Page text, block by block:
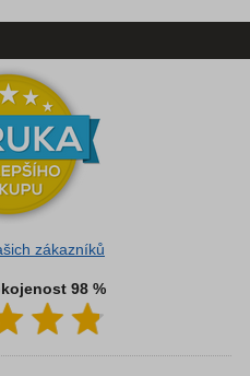
zákazníků
98 %